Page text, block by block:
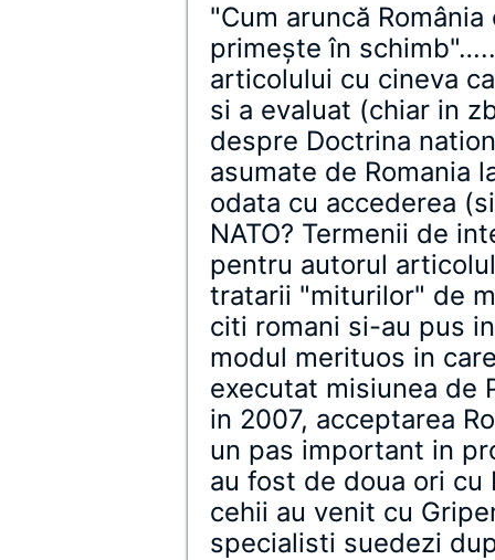
"Cum aruncă
primeşte în
articolului cu cineva
si a evaluat (chiar in
despre Doctrina
asumate de Romania
odata cu accederea
NATO? Termenii de
pentru autorul
tratarii "miturilor" de
citi romani si-au pus
modul merituos in
executat misiunea de
in 2007, acceptarea
un pas important in
au fost de doua ori cu
cehii au venit cu
specialisti suedezi